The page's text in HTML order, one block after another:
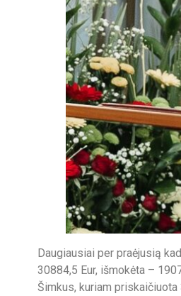
Daugiausiai per praėjusią
30884,5 Eur, išmokėta –
Šimkus, kuriam